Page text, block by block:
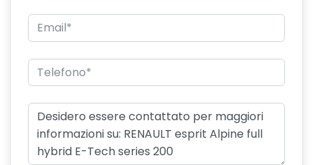
design cerchi in lega da 20'' altitude
design esterno specifico Esprit Alpine
design interno specifico Esprit Alpine
disattivazione manuale airbag passeggero
distance warning avviso distanza di sicurezza